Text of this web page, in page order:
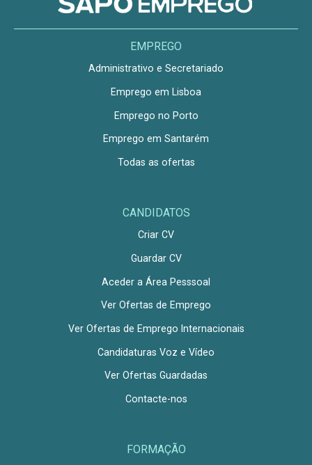
EMPREGO
Administrativo e Secretariado
Emprego em Lisboa
Emprego no Porto
Emprego em Santarém
Todas as ofertas
CANDIDATOS
Criar CV
Guardar CV
Aceder a Área Pesssoal
Ver Ofertas de Emprego
Ver Ofertas de Emprego Internacionais
Candidaturas Voz e Vídeo
Ver Ofertas Guardadas
Contacte-nos
FORMAÇÃO